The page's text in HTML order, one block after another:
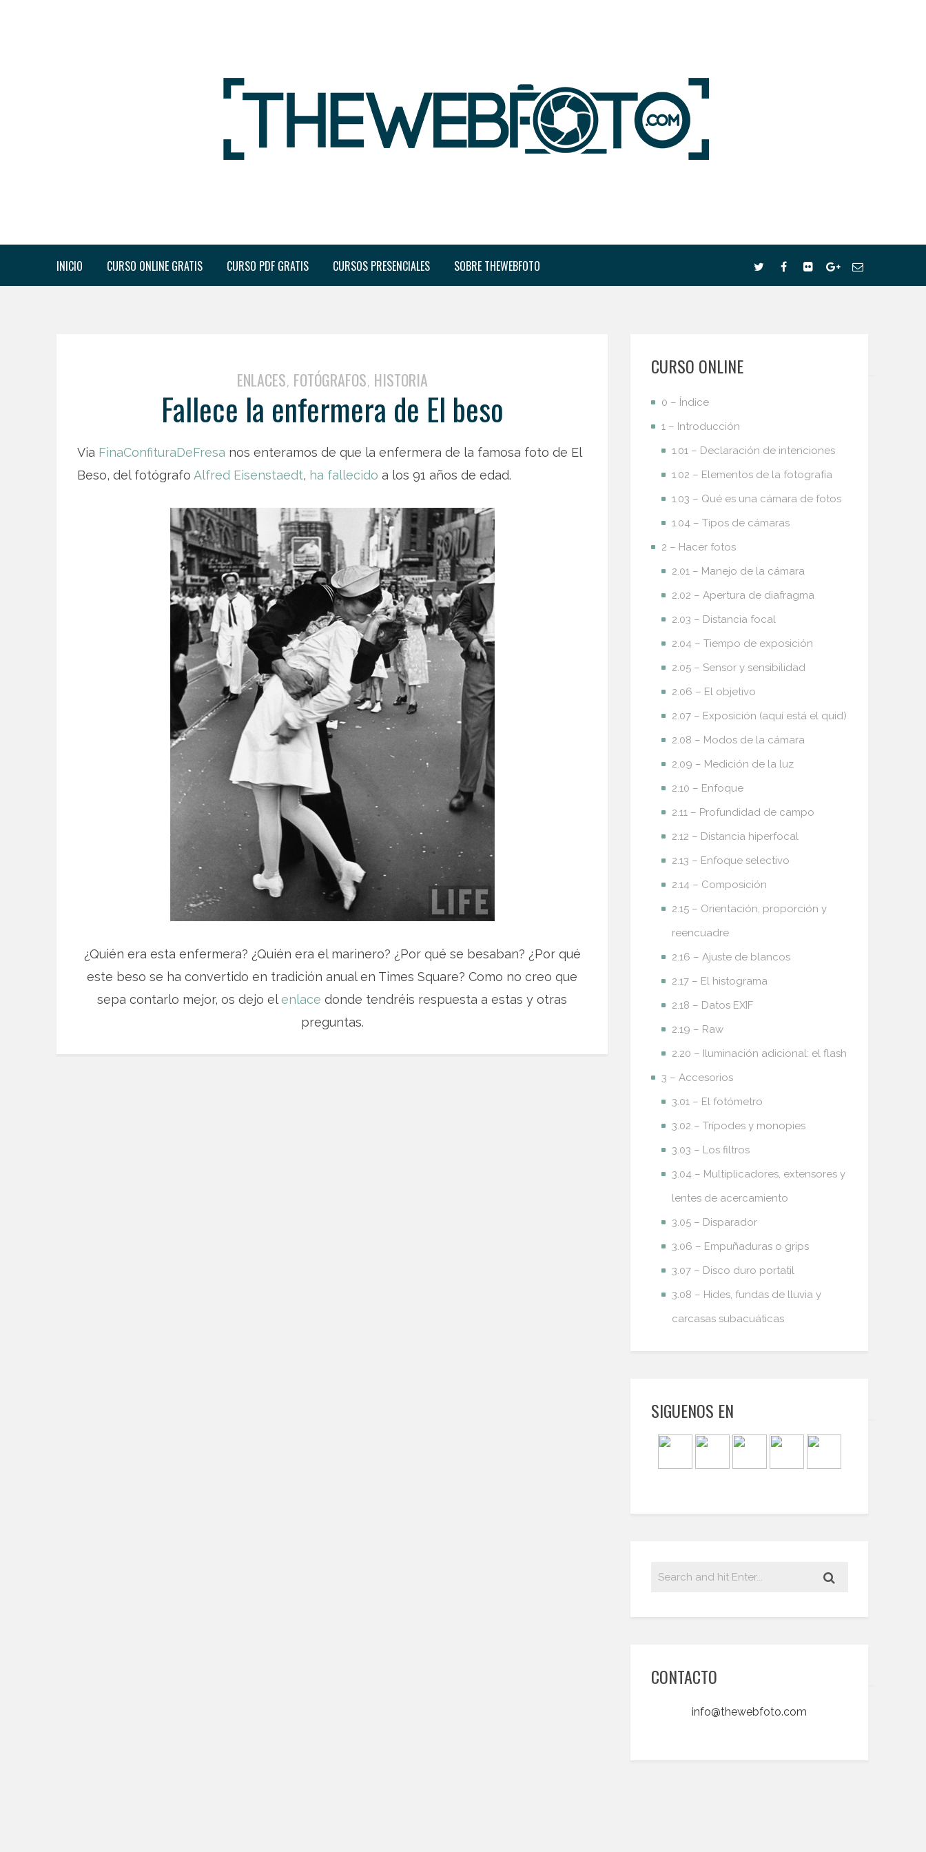
INICIO CURSO ONLINE GRATIS CURSO PDF GRATIS CURSOS PRESENCIALES SOBRE THEWEBFOTO
ENLACES, FOTÓGRAFOS, HISTORIA
Fallece la enfermera de El beso
Via FinaConfituraDeFresa nos enteramos de que la enfermera de la famosa foto de El
Beso, del fotógrafo Alfred Eisenstaedt, ha fallecido a los 91 años de edad.
¿Quién era esta enfermera? ¿Quién era el marinero? ¿Por qué se besaban? ¿Por qué
este beso se ha convertido en tradición anual en Times Square? Como no creo que
sepa contarlo mejor, os dejo el enlace donde tendréis respuesta a estas y otras
preguntas.
CURSO ONLINE
0 – Índice
1 – Introducción
1.01 – Declaración de intenciones
1.02 – Elementos de la fotografía
1.03 – Qué es una cámara de fotos
1.04 – Tipos de cámaras
2 – Hacer fotos
2.01 – Manejo de la cámara
2.02 – Apertura de diafragma
2.03 – Distancia focal
2.04 – Tiempo de exposición
2.05 – Sensor y sensibilidad
2.06 – El objetivo
2.07 – Exposición (aquí está el quid)
2.08 – Modos de la cámara
2.09 – Medición de la luz
2.10 – Enfoque
2.11 – Profundidad de campo
2.12 – Distancia hiperfocal
2.13 – Enfoque selectivo
2.14 – Composición
2.15 – Orientación, proporción y
reencuadre
2.16 – Ajuste de blancos
2.17 – El histograma
2.18 – Datos EXIF
2.19 – Raw
2.20 – Iluminación adicional: el flash
3 – Accesorios
3.01 – El fotómetro
3.02 – Trípodes y monopies
3.03 – Los filtros
3.04 – Multiplicadores, extensores y
lentes de acercamiento
3.05 – Disparador
3.06 – Empuñaduras o grips
3.07 – Disco duro portatil
3.08 – Hides, fundas de lluvia y
carcasas subacuáticas
SIGUENOS EN
CONTACTO
info@thewebfoto.com